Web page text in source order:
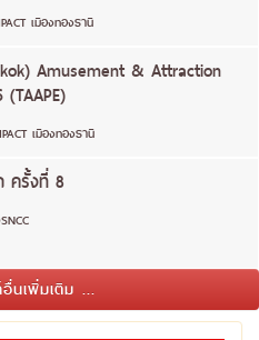
เมืองทองธานี
Amusement & Attraction
เมืองทองธานี
ครั้งที่ 8
นเพิ่มเติม ...